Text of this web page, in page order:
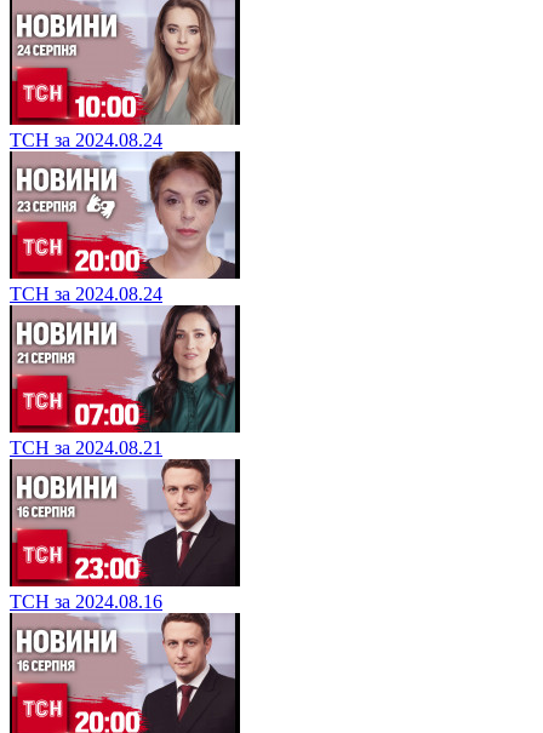
ТСН за 2024.08.24
ТСН за 2024.08.24
ТСН за 2024.08.21
ТСН за 2024.08.16